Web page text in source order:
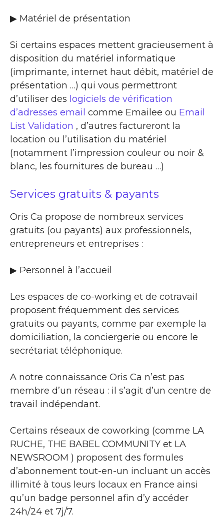
▶ Matériel de présentation
Si certains espaces mettent gracieusement à
disposition du matériel informatique
(imprimante, internet haut débit, matériel de
présentation …) qui vous permettront
d’utiliser des logiciels de vérification
d’adresses email comme Emailee ou Email
List Validation , d’autres factureront la
location ou l’utilisation du matériel
(notamment l’impression couleur ou noir &
blanc, les fournitures de bureau …)
Services gratuits & payants
Oris Ca propose de nombreux services
gratuits (ou payants) aux professionnels,
entrepreneurs et entreprises :
▶​ Personnel à l’accueil
Les espaces de co-working et de cotravail
proposent fréquemment des services
gratuits ou payants, comme par exemple la
domiciliation, la conciergerie ou encore le
secrétariat téléphonique.
A notre connaissance Oris Ca n’est pas
membre d’un réseau : il s’agit d’un centre de
travail indépendant.
Certains réseaux de coworking (comme LA
RUCHE, THE BABEL COMMUNITY et LA
NEWSROOM ) proposent des formules
d’abonnement tout-en-un incluant un accès
illimité à tous leurs locaux en France ainsi
qu’un badge personnel afin d’y accéder
24h/24 et 7j/7.